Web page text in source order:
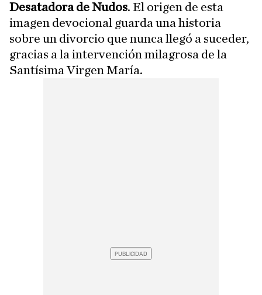
Desatadora de Nudos. El origen de esta
imagen devocional guarda una historia
sobre un divorcio que nunca llegó a suceder,
gracias a la intervención milagrosa de la
Santísima Virgen María.